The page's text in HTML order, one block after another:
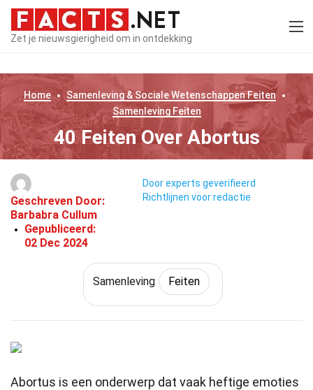
Zet je nieuwsgierigheid om in ontdekking
Home Samenleving & Sociale WetenschappenFeiten
SamenlevingFeiten
40 Feiten Over Abortus
Geschreven Door:
Barbabra Cullum
Gepubliceerd:
02 Dec 2024
Door experts geverifieerd
Richtlijnen voor redactie
Samenleving Feiten
Abortus is een onderwerp dat vaak heftige emoties